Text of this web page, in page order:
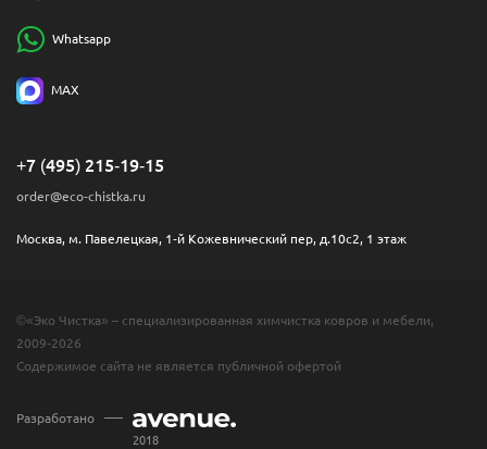
Whatsapp
MAX
+7 (495) 215-19-15
order@eco-chistka.ru
Москва, м. Павелецкая, 1-й Кожевнический пер, д.10с2, 1 этаж
©«Эко Чистка» – специализированная химчистка ковров и мебели,
2009-2026
Содержимое сайта не является публичной офертой
Разработано
2018